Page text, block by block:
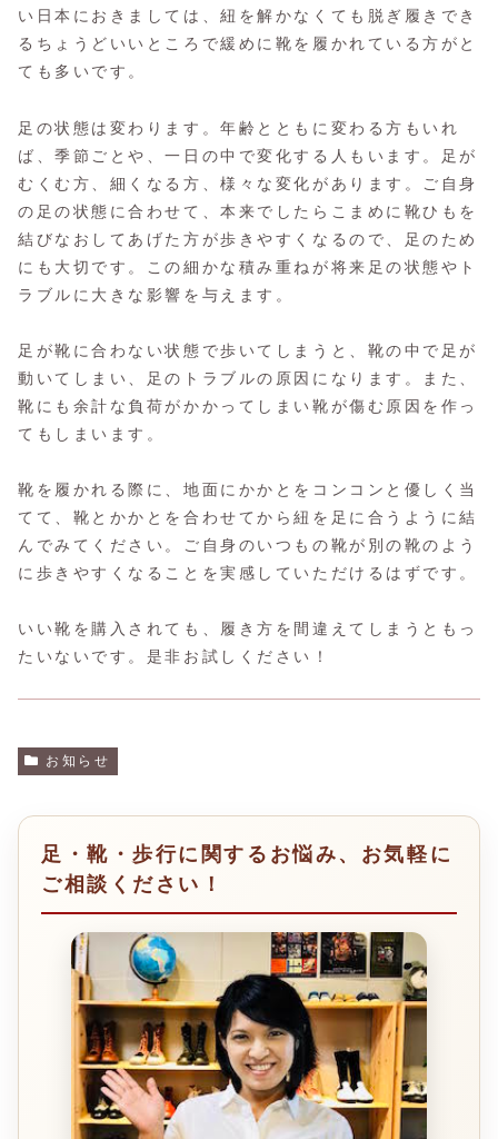
い日本におきましては、紐を解かなくても脱ぎ履きでき
るちょうどいいところで緩めに靴を履かれている方がと
ても多いです。
足の状態は変わります。年齢とともに変わる方もいれ
ば、季節ごとや、一日の中で変化する人もいます。足が
むくむ方、細くなる方、様々な変化があります。ご自身
の足の状態に合わせて、本来でしたらこまめに靴ひもを
結びなおしてあげた方が歩きやすくなるので、足のため
にも大切です。この細かな積み重ねが将来足の状態やト
ラブルに大きな影響を与えます。
足が靴に合わない状態で歩いてしまうと、靴の中で足が
動いてしまい、足のトラブルの原因になります。また、
靴にも余計な負荷がかかってしまい靴が傷む原因を作っ
てもしまいます。
靴を履かれる際に、地面にかかとをコンコンと優しく当
てて、靴とかかとを合わせてから紐を足に合うように結
んでみてください。ご自身のいつもの靴が別の靴のよう
に歩きやすくなることを実感していただけるはずです。
いい靴を購入されても、履き方を間違えてしまうともっ
たいないです。是非お試しください！
お知らせ
足・靴・歩行に関するお悩み、お気軽に
ご相談ください！